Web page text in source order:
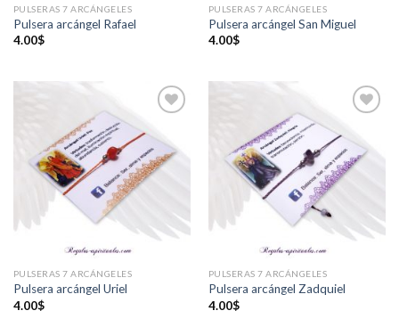
PULSERAS 7 ARCÁNGELES
Pulsera arcángel Rafael
4.00$
PULSERAS 7 ARCÁNGELES
Pulsera arcángel San Miguel
4.00$
a la
lista de
deseos
PULSERAS 7 ARCÁNGELES
Pulsera arcángel Uriel
4.00$
lista de
deseos
PULSERAS 7 ARCÁNGELES
Pulsera arcángel Zadquiel
4.00$